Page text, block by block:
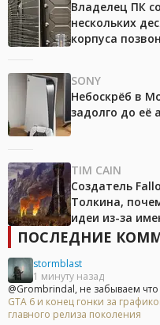
Владелец ПК
нескольких
корпуса
SONY
Небоскрёб в
задолго до её
TIM CAIN
Создатель
Толкина,
идеи из-за
ПОСЛЕДНИЕ
stormblast
1 минуту назад
@Grombrindal, не забываем
GTA 6 и конец гонки за
главного релиза поколения